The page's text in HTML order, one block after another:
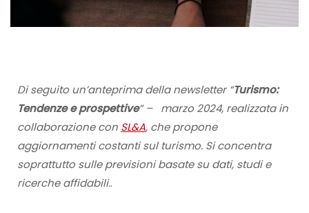
Di seguito un’anteprima della newsletter “Turismo:
Tendenze e prospettive” – marzo 2024, realizzata in
collaborazione con SL&A, che propone
aggiornamenti costanti sul turismo. Si concentra
soprattutto sulle previsioni basate su dati, studi e
ricerche affidabili..